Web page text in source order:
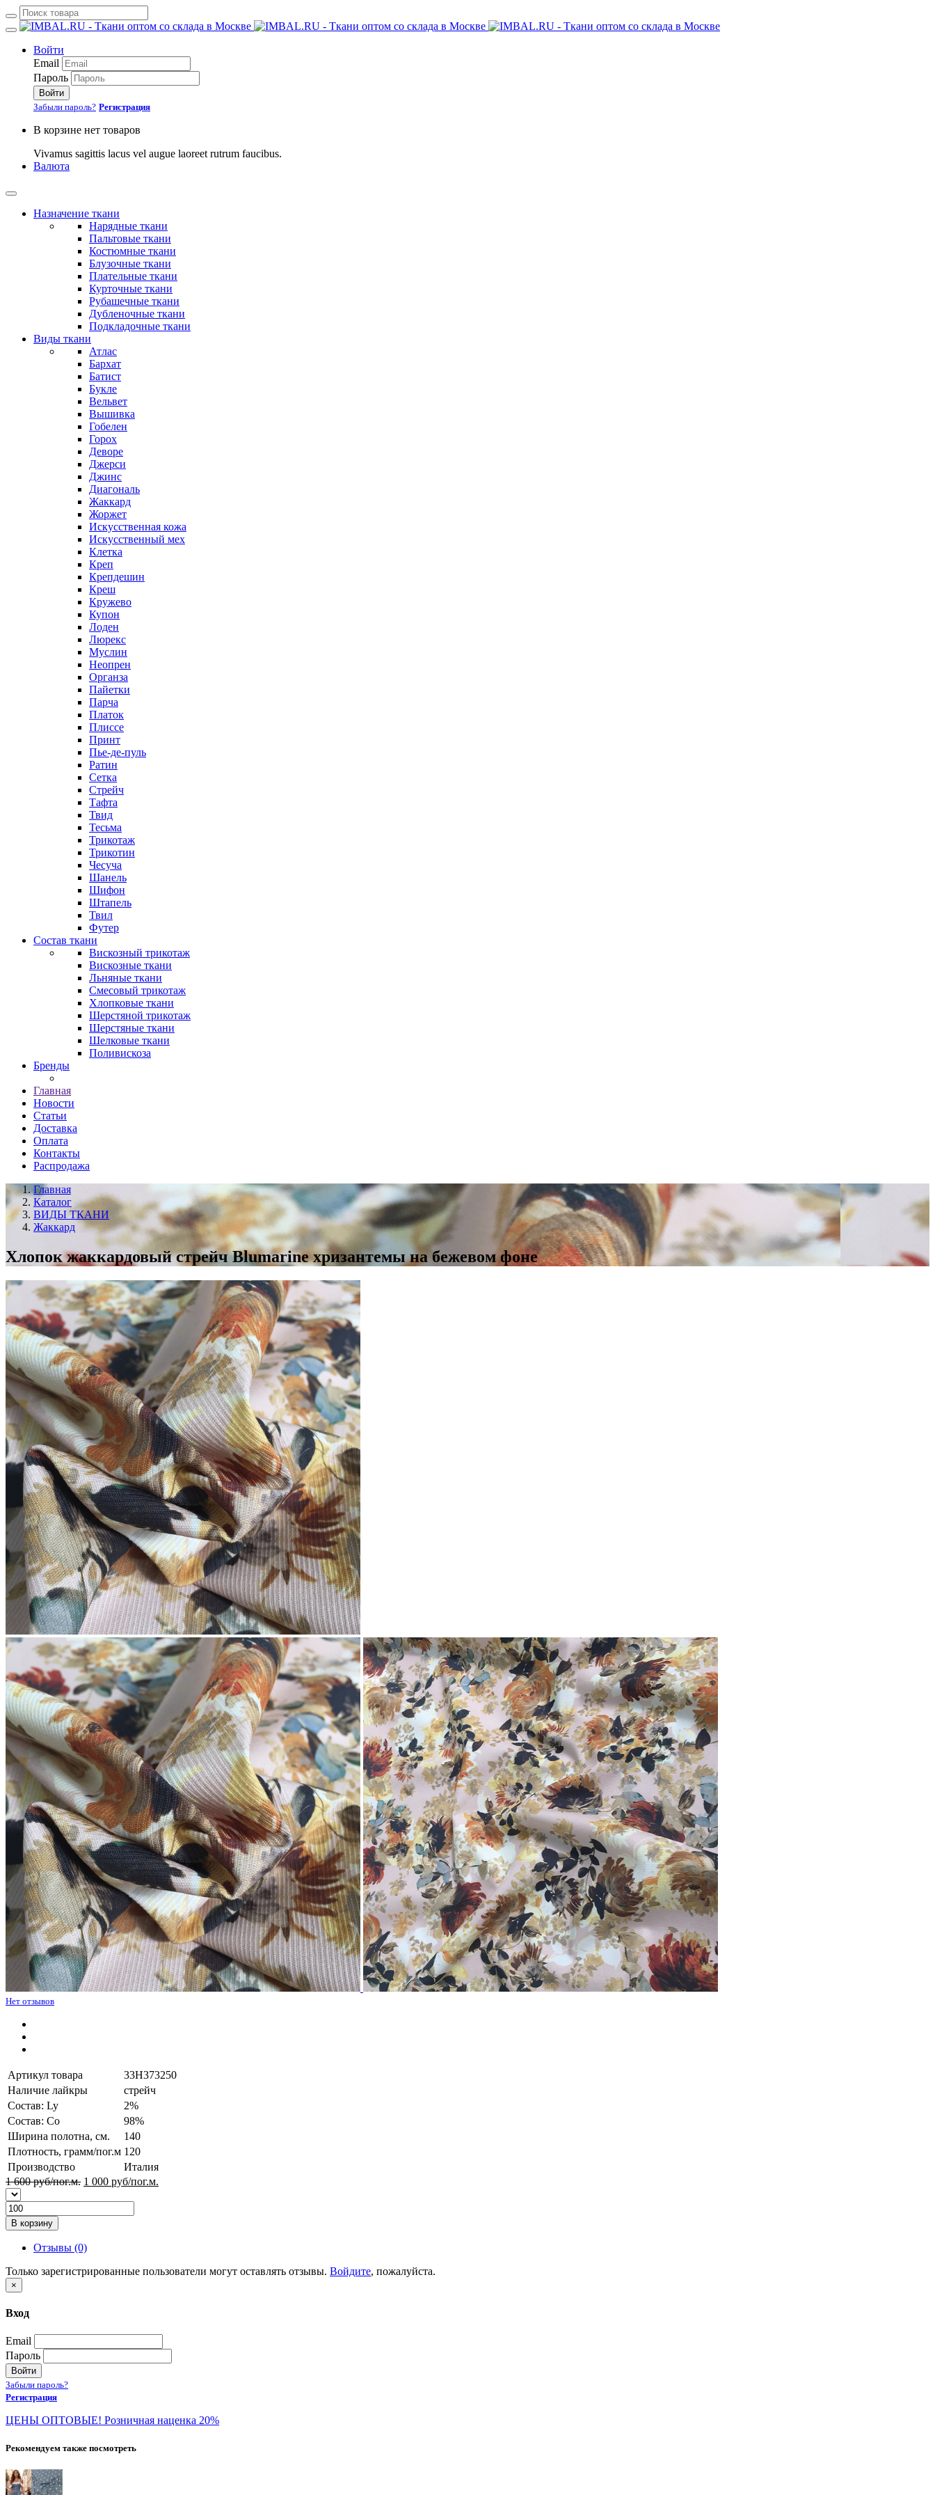
Войти
Email
Пароль
Войти
Забыли пароль? Регистрация
В корзине нет товаров
Vivamus sagittis lacus vel augue laoreet rutrum faucibus.
Валюта
Назначение ткани
Нарядные ткани
Пальтовые ткани
Костюмные ткани
Блузочные ткани
Плательные ткани
Курточные ткани
Рубашечные ткани
Дубленочные ткани
Подкладочные ткани
Виды ткани
Атлас
Бархат
Батист
Букле
Вельвет
Вышивка
Гобелен
Горох
Деворе
Джерси
Джинс
Диагональ
Жаккард
Жоржет
Искусственная кожа
Искусственный мех
Клетка
Креп
Крепдешин
Креш
Кружево
Купон
Лоден
Люрекс
Муслин
Неопрен
Органза
Пайетки
Парча
Платок
Плиссе
Принт
Пье-де-пуль
Ратин
Сетка
Стрейч
Тафта
Твид
Тесьма
Трикотаж
Трикотин
Чесуча
Шанель
Шифон
Штапель
Твил
Футер
Состав ткани
Вискозный трикотаж
Вискозные ткани
Льняные ткани
Смесовый трикотаж
Хлопковые ткани
Шерстяной трикотаж
Шерстяные ткани
Шелковые ткани
Поливискоза
Бренды
Главная
Новости
Статьи
Доставка
Оплата
Контакты
Распродажа
Главная
Каталог
ВИДЫ ТКАНИ
Жаккард
Хлопок жаккардовый стрейч Blumarine хризантемы на бежевом фоне
Нет отзывов
Артикул товара
33H373250
Наличие лайкры
стрейч
Состав: Ly
2%
Состав: Co
98%
Ширина полотна, см.
140
Плотность, грамм/пог.м 120
Производство
Италия
1 600 руб/пог.м. 1 000 руб/пог.м.
В корзину
Отзывы (0)
Только зарегистрированные пользователи могут оставлять отзывы. Войдите, пожалуйста.
×
Вход
Email
Пароль
Войти
Забыли пароль?
Регистрация
ЦЕНЫ ОПТОВЫЕ! Розничная наценка 20%
Рекомендуем также посмотреть